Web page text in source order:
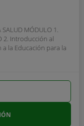
SALUD MÓDULO 1.
2. Introducción al
la Educación para la